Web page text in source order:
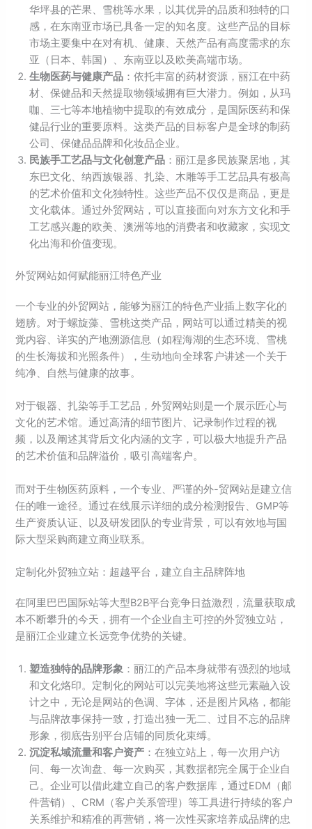
华坪县的芒果、雪桃等水果，以其优异的品质和独特的口
感，在东南亚市场已具备一定的知名度。这些产品的目标
市场主要集中在对有机、健康、天然产品有高度需求的东
亚（日本、韩国）、东南亚以及欧美高端市场。
生物医药与健康产品 ：依托丰富的药材资源，丽江在中药
材、保健品和天然提取物领域拥有巨大潜力。例如，从玛
咖、三七等本地植物中提取的有效成分，是国际医药和保
健品行业的重要原料。这类产品的目标客户是全球的制药
公司、保健品品牌和化妆品企业。
民族手工艺品与文化创意产品 ：丽江是多民族聚居地，其
东巴文化、纳西族银器、扎染、木雕等手工艺品具有极高
的艺术价值和文化独特性。这些产品不仅仅是商品，更是
文化载体。通过外贸网站，可以直接面向对东方文化和手
工艺感兴趣的欧美、澳洲等地的消费者和收藏家，实现文
化出海和价值变现。
外贸网站如何赋能丽江特色产业
一个专业的外贸网站，能够为丽江的特色产业插上数字化的
翅膀。对于螺旋藻、雪桃这类产品，网站可以通过精美的视
觉内容、详实的产地溯源信息（如程海湖的生态环境、雪桃
的生长海拔和光照条件），生动地向全球客户讲述一个关于
纯净、自然与健康的故事。
对于银器、扎染等手工艺品，外贸网站则是一个展示匠心与
文化的艺术馆。通过高清的细节图片、记录制作过程的视
频，以及阐述其背后文化内涵的文字，可以极大地提升产品
的艺术价值和品牌溢价，吸引高端客户。
而对于生物医药原料，一个专业、严谨的外-贸网站是建立信
任的唯一途径。通过在线展示详细的成分检测报告、GMP等
生产资质认证、以及研发团队的专业背景，可以有效地与国
际大型采购商建立商业联系。
定制化外贸独立站：超越平台，建立自主品牌阵地
在阿里巴巴国际站等大型B2B平台竞争日益激烈，流量获取成
本不断攀升的今天，拥有一个企业自主可控的外贸独立站，
是丽江企业建立长远竞争优势的关键。
塑造独特的品牌形象 ：丽江的产品本身就带有强烈的地域
和文化烙印。定制化的网站可以完美地将这些元素融入设
计之中，无论是网站的色调、字体，还是图片风格，都能
与品牌故事保持一致，打造出独一无二、过目不忘的品牌
形象，彻底告别平台店铺的同质化束缚。
沉淀私域流量和客户资产 ：在独立站上，每一次用户访
问、每一次询盘、每一次购买，其数据都完全属于企业自
己。企业可以借此建立自己的客户数据库，通过EDM（邮
件营销）、CRM（客户关系管理）等工具进行持续的客户
关系维护和精准的再营销，将一次性买家培养成品牌的忠